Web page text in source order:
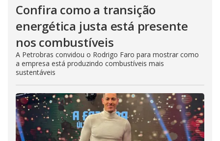
Confira como a transição
energética justa está presente
nos combustíveis
A Petrobras convidou o Rodrigo Faro para mostrar como
a empresa está produzindo combustíveis mais
sustentáveis